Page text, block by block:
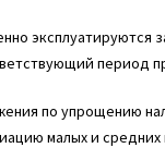
эксплуатируются
период
по упрощению
малых и